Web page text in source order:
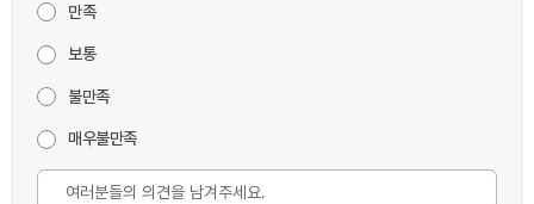
만족
보통
불만족
매우불만족